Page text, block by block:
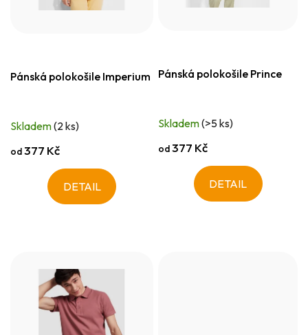
Pánská polokošile Imperium
Skladem(2 ks)
od377 Kč
DETAIL
Pánská polokošile Prince
Skladem(>5 ks)
od377 Kč
DETAIL